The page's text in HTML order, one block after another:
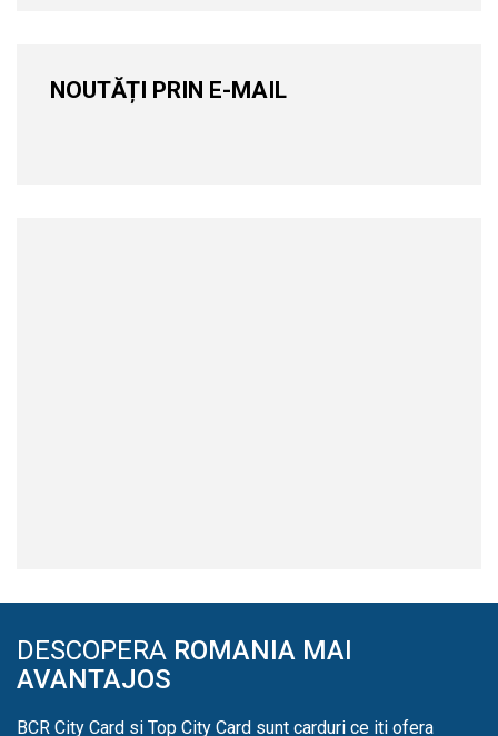
NOUTĂȚI PRIN E-MAIL
DESCOPERA ROMANIA MAI
AVANTAJOS
BCR City Card si Top City Card sunt carduri ce iti ofera